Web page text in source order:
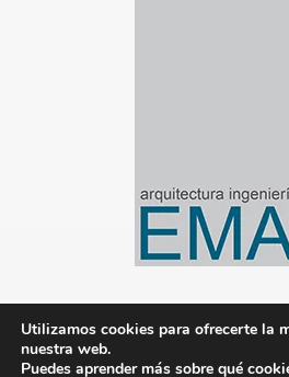
© 2020-2024 Emaco Gestión
Utilizamos cookies para ofrecerte la
nuestra web.
Puedes aprender más sobre qué